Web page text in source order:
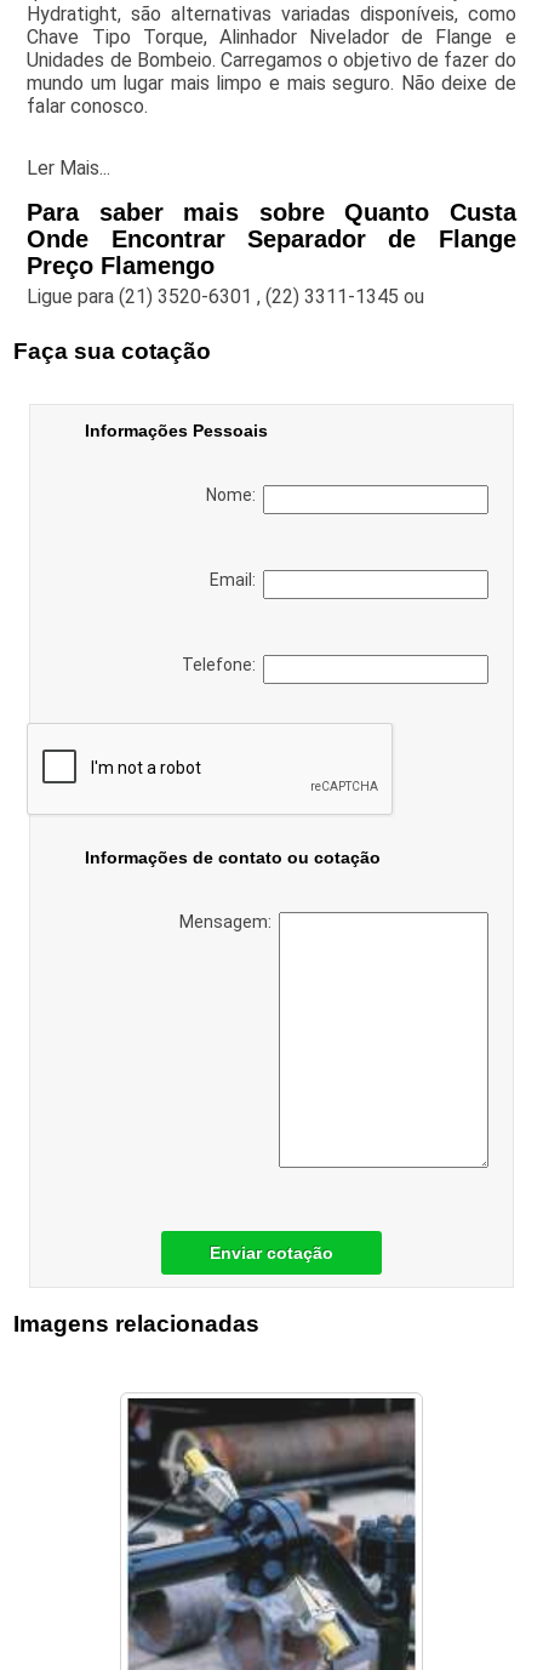
Hydratight, são alternativas variadas disponíveis, como
Chave Tipo Torque, Alinhador Nivelador de Flange e
Unidades de Bombeio. Carregamos o objetivo de fazer do
mundo um lugar mais limpo e mais seguro. Não deixe de
falar conosco.
Ler Mais...
Para saber mais sobre Quanto Custa
Onde Encontrar Separador de Flange
Preço Flamengo
Ligue para(21) 3520-6301 ,(22) 3311-1345 ou
Faça sua cotação
Informações Pessoais
Nome:
Email:
Telefone:
Informações de contato ou cotação
Mensagem:
Enviar cotação
Imagens relacionadas